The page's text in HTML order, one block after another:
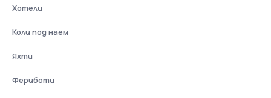
Хотели
Коли под наем
Яхти
Фериботи